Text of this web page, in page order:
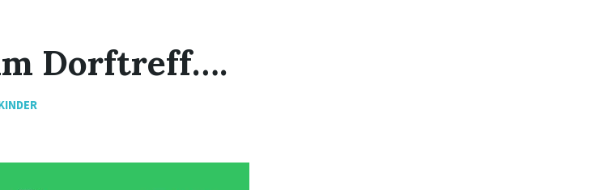
Dorftreff….